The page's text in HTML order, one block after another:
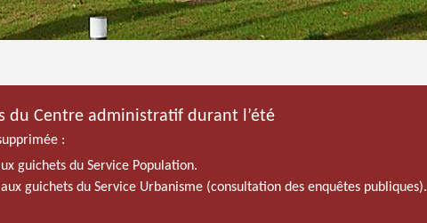
du Centre administratif durant l’été
:
guichets du Service Population.
guichets du Service Urbanisme (consultation des enquêtes publiques).